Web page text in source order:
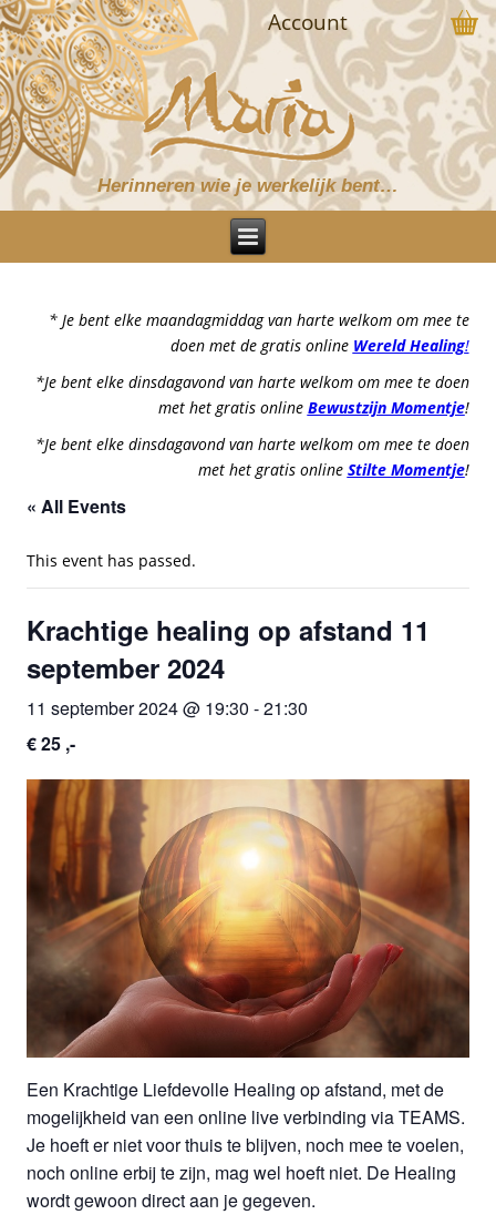
Herinneren wie je werkelijk bent…
Account
* Je bent elke maandagmiddag van harte welkom om mee te
doen met de gratis online Wereld Healing!
*Je bent elke dinsdagavond van harte welkom om mee te doen
met het gratis online Bewustzijn Momentje!
*Je bent elke dinsdagavond van harte welkom om mee te doen
met het gratis online Stilte Momentje!
« All Events
This event has passed.
Krachtige healing op afstand 11
september 2024
11 september 2024 @ 19:30 -21:30
€ 25 ,-
Een Krachtige Liefdevolle Healing op afstand, met de
mogelijkheid van een online live verbinding via TEAMS.
Je hoeft er niet voor thuis te blijven, noch mee te voelen,
noch online erbij te zijn, mag wel hoeft niet. De Healing
wordt gewoon direct aan je gegeven.